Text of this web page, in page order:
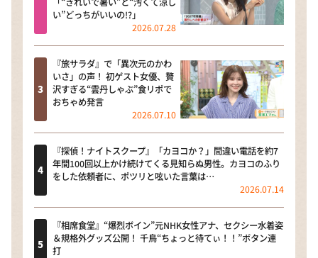
い”どっちがいいの!?」
2026.07.28
『旅サラダ』で「異次元のかわ
いさ」の声！ 初ゲスト女優、贅
沢すぎる“雲丹しゃぶ”食リポで
おちゃめ発言
2026.07.10
『探偵！ナイトスクープ』「カヨコか？」間違い電話を約7
年間100回以上かけ続けてくる見知らぬ男性。カヨコのふり
をした依頼者に、ポツリと呟いた言葉は…
2026.07.14
『相席食堂』“爆烈ボイン”元NHK女性アナ、セクシー水着姿
＆規格外グッズ公開！ 千鳥“ちょっと待てぃ！！”ボタン連
打